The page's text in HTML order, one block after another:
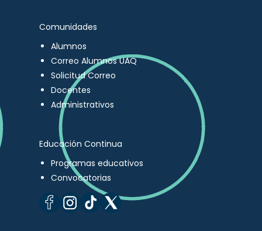
Comunidades
Alumnos
Correo Alumnos UAQ
Solicitud Correo
Docentes
Administrativos
Educación Continua
Programas educativos
Convocatorias